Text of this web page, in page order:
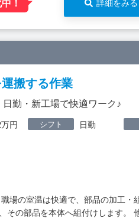
！ 詳細をみる
搬する作業
勤・新工場で快適ワーク♪
円 シフト 日勤
場の室温は快適で、部品の加工・
その部品を本体へ組付けします。